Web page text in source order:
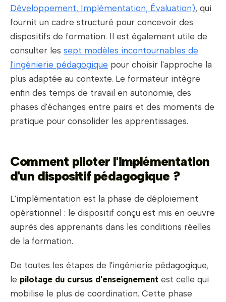
Développement, Implémentation, Évaluation), qui
fournit un cadre structuré pour concevoir des
dispositifs de formation. Il est également utile de
consulter les sept modèles incontournables de
l'ingénierie pédagogique pour choisir l'approche la
plus adaptée au contexte. Le formateur intègre
enfin des temps de travail en autonomie, des
phases d'échanges entre pairs et des moments de
pratique pour consolider les apprentissages.
Comment piloter l'implémentation
d'un dispositif pédagogique ?
L'implémentation est la phase de déploiement
opérationnel : le dispositif conçu est mis en oeuvre
auprès des apprenants dans les conditions réelles
de la formation.
De toutes les étapes de l'ingénierie pédagogique,
le pilotage du cursus d'enseignement est celle qui
mobilise le plus de coordination. Cette phase